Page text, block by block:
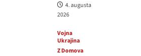
4. augusta
2026
Vojna
Ukrajina
Z Domova